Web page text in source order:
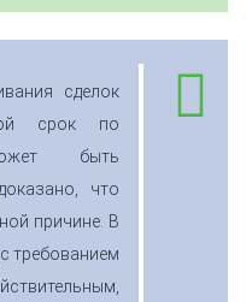
сделок
срок по
быть
что
причине. В
требованием